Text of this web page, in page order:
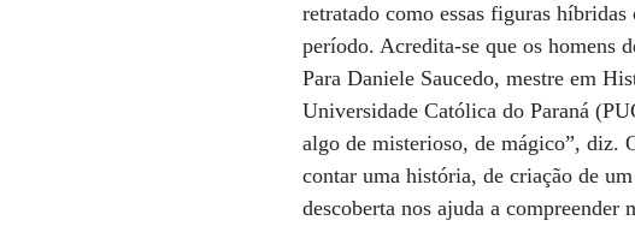
retratado como essas figuras
período. Acredita-se que os homens
Para Daniele Saucedo, mestre em
Universidade Católica do Paraná
algo de misterioso, de mágico”, diz.
contar uma história, de criação de
descoberta nos ajuda a compreender